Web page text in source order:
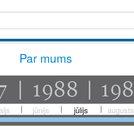
Par mums
jūnijs jūlijs augusts